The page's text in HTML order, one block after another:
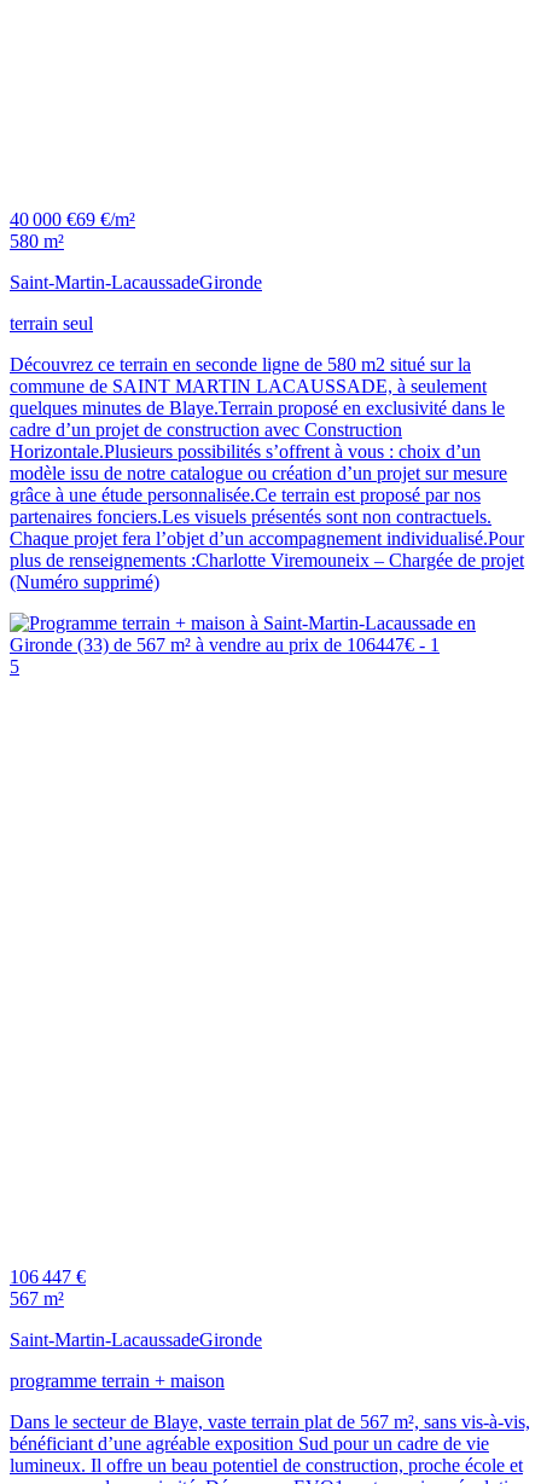
40 000 €69 €/m²
580 m²
Saint-Martin-LacaussadeGironde
terrain seul
Découvrez ce terrain en seconde ligne de 580 m2 situé sur la
commune de SAINT MARTIN LACAUSSADE, à seulement
quelques minutes de Blaye.Terrain proposé en exclusivité dans le
cadre d’un projet de construction avec Construction
Horizontale.Plusieurs possibilités s’offrent à vous : choix d’un
modèle issu de notre catalogue ou création d’un projet sur mesure
grâce à une étude personnalisée.Ce terrain est proposé par nos
partenaires fonciers.Les visuels présentés sont non contractuels.
Chaque projet fera l’objet d’un accompagnement individualisé.Pour
plus de renseignements :Charlotte Viremouneix – Chargée de projet
(Numéro supprimé)
5
106 447 €
567 m²
Saint-Martin-LacaussadeGironde
programme terrain + maison
Dans le secteur de Blaye, vaste terrain plat de 567 m², sans vis-à-vis,
bénéficiant d’une agréable exposition Sud pour un cadre de vie
lumineux. Il offre un beau potentiel de construction, proche école et